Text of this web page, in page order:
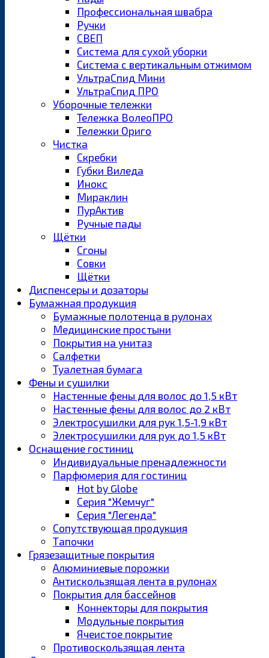
Профессиональная швабра
Ручки
СВЕП
Система для сухой уборки
Система с вертикальным отжимом
УльтраСпид Мини
УльтраСпид ПРО
Уборочные тележки
Тележка ВолеоПРО
Тележки Ориго
Чистка
Скребки
Губки Виледа
Инокс
Мираклин
ПурАктив
Ручные пады
Щётки
Сгоны
Совки
Щётки
Диспенсеры и дозаторы
Бумажная продукция
Бумажные полотенца в рулонах
Медицинские простыни
Покрытия на унитаз
Салфетки
Туалетная бумага
Фены и сушилки
Настенные фены для волос до 1,5 кВт
Настенные фены для волос до 2 кВт
Электросушилки для рук 1,5-1,9 кВт
Электросушилки для рук до 1,5 кВт
Оснащение гостиниц
Индивидуальные пренадлежности
Парфюмерия для гостиниц
Hot by Globe
Серия "Жемчуг"
Серия "Легенда"
Сопутствующая продукция
Тапочки
Грязезащитные покрытия
Алюминиевые порожки
Антискользящая лента в рулонах
Покрытия для бассейнов
Коннекторы для покрытия
Модульные покрытия
Ячеистое покрытие
Противоскользящая лента